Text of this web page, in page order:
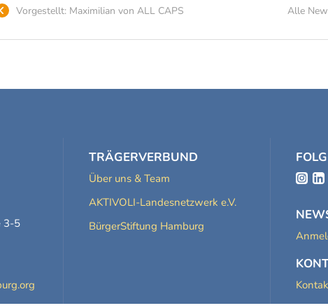
Vorgestellt: Maximilian von ALL CAPS Alle
3-5
TRÄGERVERBUND
Über uns & Team
AKTIVOLI-Landesnetzwerk e.V.
BürgerStiftung Hamburg